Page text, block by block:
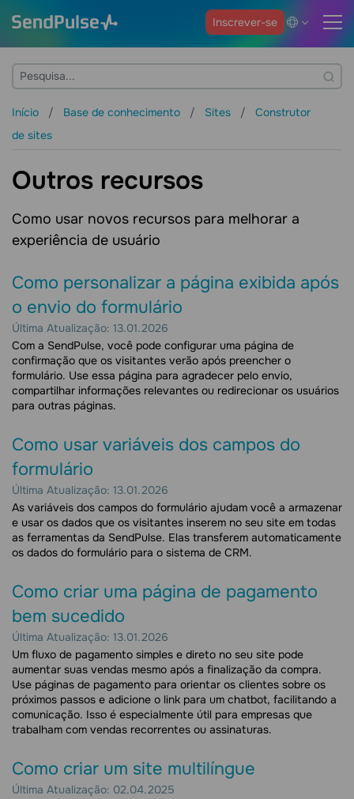
Inscrever-se
Início Base de conhecimento Sites
Construtor
de sites
Outros recursos
Como usar novos recursos para melhorar a
experiência de usuário
Como personalizar a página exibida após
o envio do formulário
Última Atualização: 13.01.2026
Com a SendPulse, você pode configurar uma página de
confirmação que os visitantes verão após preencher o
formulário. Use essa página para agradecer pelo envio,
compartilhar informações relevantes ou redirecionar os usuários
para outras páginas.
Como usar variáveis dos campos do
formulário
Última Atualização: 13.01.2026
As variáveis dos campos do formulário ajudam você a armazenar
e usar os dados que os visitantes inserem no seu site em todas
as ferramentas da SendPulse. Elas transferem automaticamente
os dados do formulário para o sistema de CRM.
Como criar uma página de pagamento
bem sucedido
Última Atualização: 13.01.2026
Um fluxo de pagamento simples e direto no seu site pode
aumentar suas vendas mesmo após a finalização da compra.
Use páginas de pagamento para orientar os clientes sobre os
próximos passos e adicione o link para um chatbot, facilitando a
comunicação. Isso é especialmente útil para empresas que
trabalham com vendas recorrentes ou assinaturas.
Como criar um site multilíngue
Última Atualização: 02.04.2025